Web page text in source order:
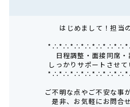
はじめまして！担当
日程調整・面接同席
しっかりサポートさせ
ご不明な点やご不安な事
是非、お気軽にお問合